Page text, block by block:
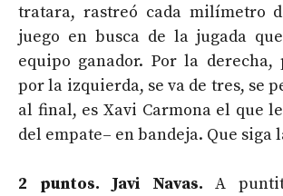
tratara, rastreó cada milímetro
juego en busca de la jugada
equipo ganador. Por la
por la izquierda, se va de tres, se
al final, es Xavi Carmona el que
del empate– en bandeja. Que siga
2 puntos. Javi Navas. A